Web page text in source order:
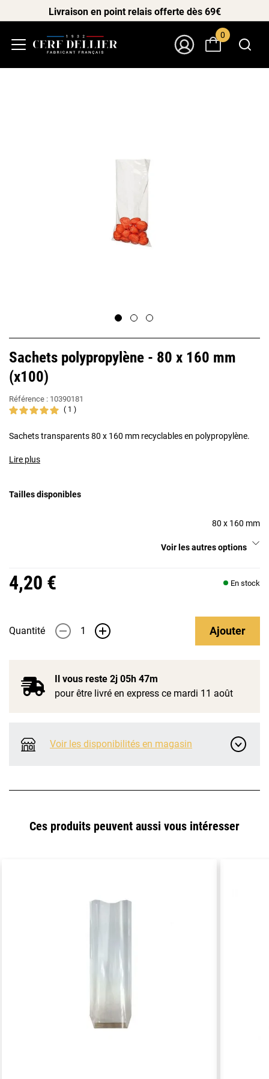
Livraison en point relais offerte dès 69€
0
Sachets polypropylène - 80 x 160 mm
(x100)
Référence : 10390181
1
Sachets transparents 80 x 160 mm recyclables en polypropylène.
Lire plus
Tailles disponibles
80 x 160 mm
Voir les autres options
4,20 € En stock
Quantité - + Ajouter
Il vous reste 2j 05h 47m
pour être livré en express ce mardi 11 août
Voir les disponibilités en magasin
Ces produits peuvent aussi vous intéresser